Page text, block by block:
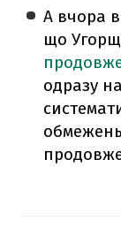
А вчора
що
одразу